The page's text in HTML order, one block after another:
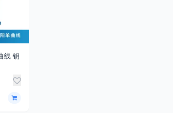
线 钥